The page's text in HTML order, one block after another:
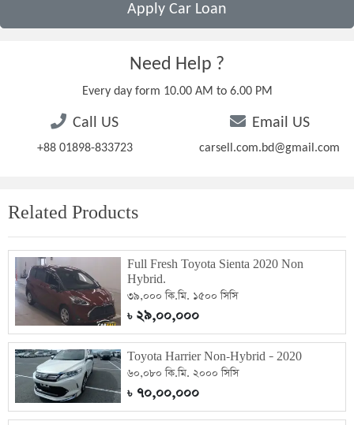
Apply Car Loan
Need Help ?
Every day form 10.00 AM to 6.00 PM
Call US
+88 01898-833723
Email US
carsell.com.bd@gmail.com
Related Products
Full Fresh Toyota Sienta 2020 Non
Hybrid.
৩৯,০০০ কি.মি. ১৫০০ সিসি
৳২৯,০০,০০০
Toyota Harrier Non-Hybrid – 2020
৬০,০৮০ কি.মি. ২০০০ সিসি
৳৭০,০০,০০০